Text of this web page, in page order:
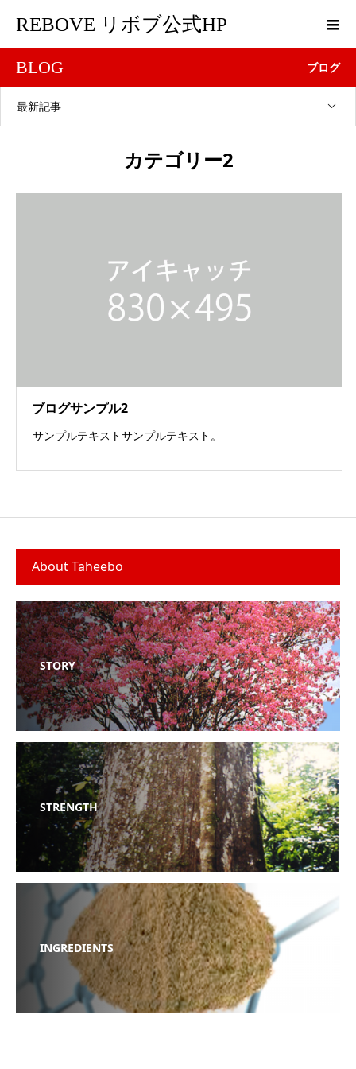
REBOVE リボブ公式HP
BLOG ブログ
最新記事
カテゴリー2
ブログサンプル2
サンプルテキストサンプルテキスト。
About Taheebo
STORY
STRENGTH
INGREDIENTS